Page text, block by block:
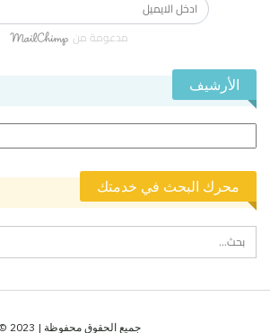
مدعومة من
الأرشيف
محرك البحث في خدمتك
جميع الحقوق محفوظة | 2023 ©